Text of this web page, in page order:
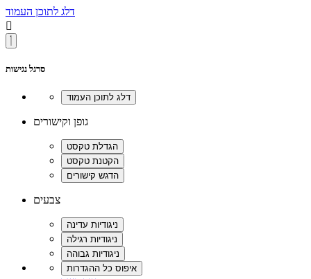
דלג לתוכן העמוד

סרגל נגישות
גופן וקישורים
צבעים